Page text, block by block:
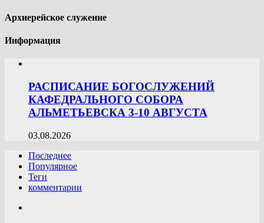
Архиерейское служение
Информация
РАСПИСАНИЕ БОГОСЛУЖЕНИЙ
КАФЕДРАЛЬНОГО СОБОРА
АЛЬМЕТЬЕВСКА 3-10 АВГУСТА
03.08.2026
Последнее
Популярное
Теги
комментарии